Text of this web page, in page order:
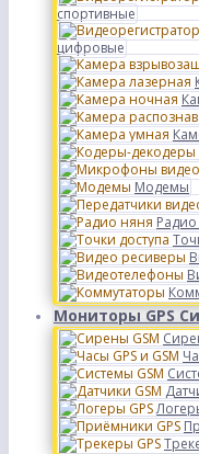
спортивные
цифровые
Модемы
Мониторы GPS